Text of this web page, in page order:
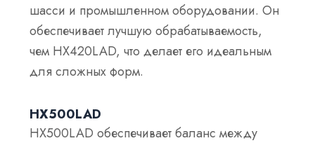
шасси и промышленном оборудовании. Он
обеспечивает лучшую обрабатываемость,
чем HX420LAD, что делает его идеальным
для сложных форм.
HX500LAD
HX500LAD обеспечивает баланс между